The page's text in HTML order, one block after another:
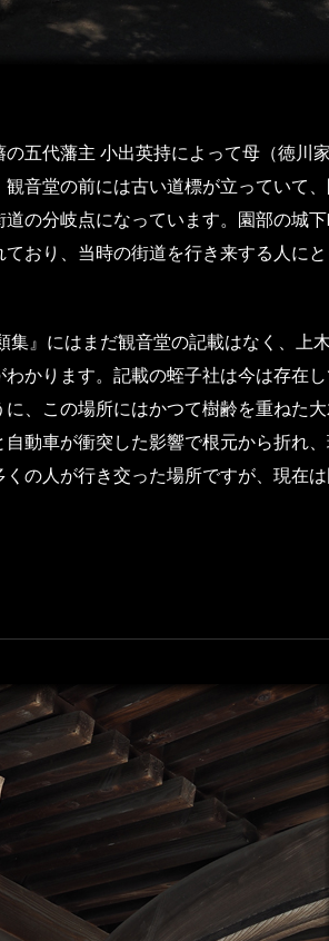
五代藩主 小出英持によって母（徳川
音堂の前には古い道標が立っていて
の分岐点になっています。園部の城
おり、当時の街道を行き来する人に
』にはまだ観音堂の記載はなく、
かります。記載の蛭子社は今は存在
、この場所にはかつて樹齢を重ねた
動車が衝突した影響で根元から折れ
の人が行き交った場所ですが、現在